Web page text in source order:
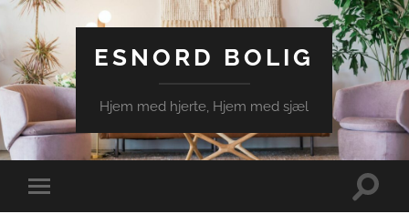
ESNORD BOLIG
Hjem med hjerte, Hjem med sjæl
Toggle
mobile
Toggle